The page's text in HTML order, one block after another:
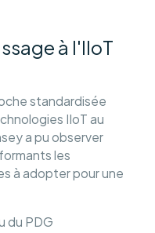
à l'IIoT
standardisée
IIoT au
a pu observer
les
à adopter pour une
du PDG